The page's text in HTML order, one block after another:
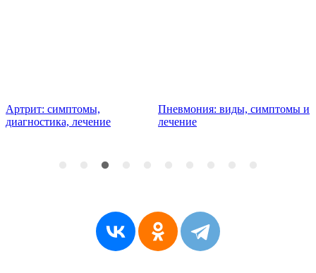
Артрит: симптомы,
диагностика, лечение
Пневмония: виды, симптомы и
лечение